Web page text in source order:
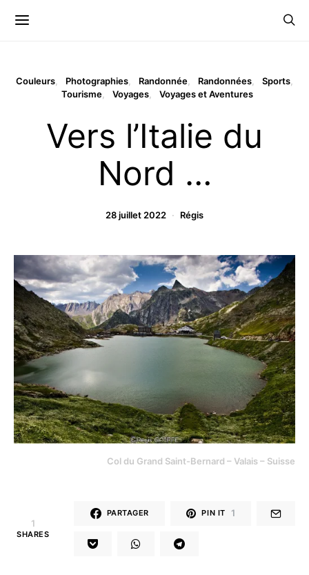
Couleurs Photographies Randonnée Randonnées
Sports
Tourisme
Voyages Voyages et Aventures
Vers l’Italie du
Nord …
28 juillet 2022 Régis
Col du Grand Saint-Bernard – Valais – Suisse
1
SHARES
PARTAGER PIN IT 1